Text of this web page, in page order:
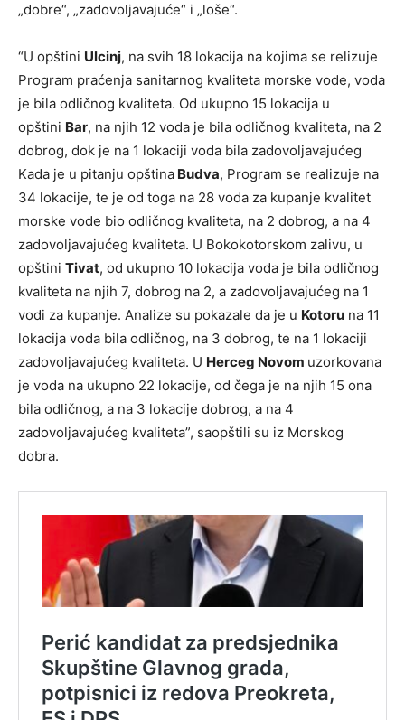
„dobre“, „zadovoljavajuće“ i „loše“.
“U opštini Ulcinj, na svih 18 lokacija na kojima se relizuje
Program praćenja sanitarnog kvaliteta morske vode, voda
je bila odličnog kvaliteta. Od ukupno 15 lokacija u
opštini Bar, na njih 12 voda je bila odličnog kvaliteta, na 2
dobrog, dok je na 1 lokaciji voda bila zadovoljavajućeg
Kada je u pitanju opština Budva, Program se realizuje na
34 lokacije, te je od toga na 28 voda za kupanje kvalitet
morske vode bio odličnog kvaliteta, na 2 dobrog, a na 4
zadovoljavajućeg kvaliteta. U Bokokotorskom zalivu, u
opštini Tivat, od ukupno 10 lokacija voda je bila odličnog
kvaliteta na njih 7, dobrog na 2, a zadovoljavajućeg na 1
vodi za kupanje. Analize su pokazale da je u Kotoru na 11
lokacija voda bila odličnog, na 3 dobrog, te na 1 lokaciji
zadovoljavajućeg kvaliteta. U Herceg Novom uzorkovana
je voda na ukupno 22 lokacije, od čega je na njih 15 ona
bila odličnog, a na 3 lokacije dobrog, a na 4
zadovoljavajućeg kvaliteta”, saopštili su iz Morskog
dobra.